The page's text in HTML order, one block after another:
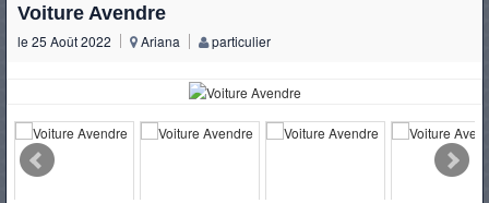
Voiture Avendre
le 25 Août 2022 Ariana particulier
D'OCCASION